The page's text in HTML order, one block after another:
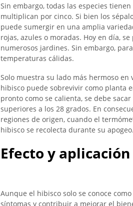
Sin embargo, todas las especies
multiplican por cinco. Si bien los
puede sumergir en una amplia
rojas, azules o moradas. Hoy en día,
numerosos jardines. Sin embargo,
temperaturas cálidas.
Solo muestra su lado más hermoso
hibisco puede sobrevivir como planta
pronto como se calienta, se debe
superiores a los 28 grados. En
regiones de origen, cuando el
hibisco se recolecta durante su apogeo.
Efecto y aplicación
Aunque el hibisco solo se conoce
síntomas y contribuir a mejorar el